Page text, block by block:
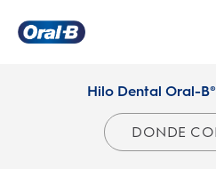
Hilo Dental Oral-
DONDE